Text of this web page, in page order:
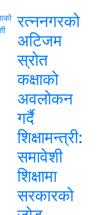
रत्ननगरको
अटिजम
स्रोत
कक्षाको
अवलोकन
गर्दै
शिक्षामन्त्री:
समावेशी
शिक्षामा
सरकारको